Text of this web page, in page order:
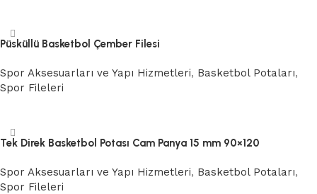
Püsküllü Basketbol Çember Filesi
Spor Aksesuarları ve Yapı Hizmetleri, Basketbol Potaları,
Spor Fileleri
Tek Direk Basketbol Potası Cam Panya 15 mm 90×120
Spor Aksesuarları ve Yapı Hizmetleri, Basketbol Potaları,
Spor Fileleri